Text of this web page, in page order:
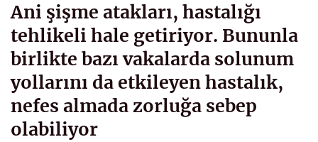
Ani şişme atakları, hastalığı
tehlikeli hale getiriyor. Bununla
birlikte bazı vakalarda solunum
yollarını da etkileyen hastalık,
nefes almada zorluğa sebep
olabiliyor